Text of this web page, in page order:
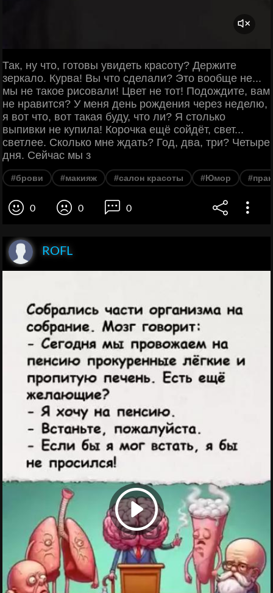
Так, ну что, готовы увидеть красоту? Держите
зеркало. Курва! Вы что сделали? Это вообще не...
мы не такое рисовали! Цвет не тот! Подождите, вам
не нравится? У меня день рождения через неделю,
я вот что, вот такая буду, что ли? Я столько
выпивки не купила! Корочка ещё сойдёт, свет...
светлее. Сколько мне ждать? Год, два, три? Четыре
дня. Сейчас мы з
#брови #макияж #салон красоты #Юмор
0 0 0
ROFL